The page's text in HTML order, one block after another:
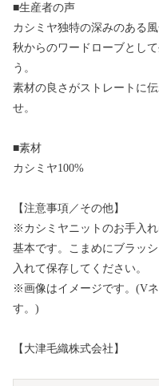
■生産者の声
カシミヤ独特の深みのある
秋からのワードローブとし
う。
素材の良さがストレートに
せ。
■素材
カシミヤ100%
【注意事項／その他】
※カシミヤニットのお手入
基本です。こまめにブラッ
入れて保存してください。
※画像はイメージです。(V
す。)
【大津毛織株式会社】